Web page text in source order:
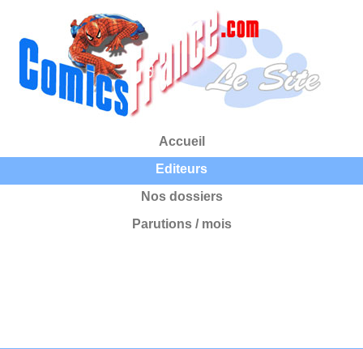
Accueil
Editeurs
Nos dossiers
Parutions / mois